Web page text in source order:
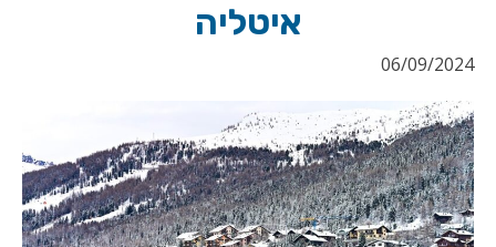
איטליה
06/09/2024